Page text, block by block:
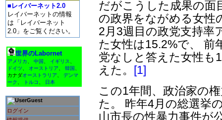
■レイバーネット2.0
レイバーネットの情報
は「レイバーネット
2.0」をご覧ください。
世界のLabornet
アメリカ 中国 イギリス
ドイツ
オーストリア 韓国
カナダオーストラリア
デンマ
ーク
トルコ 日本
Guest
ログイン
だがこうした成果の面
の政界をながめる女性
2月3週目の政党支持率
た女性は15.2%で、 前
党なしと答えた女性も
えた。 [1]
この1年間、政治家の
た。 昨年4月の総選挙
山市長の性暴力事件が